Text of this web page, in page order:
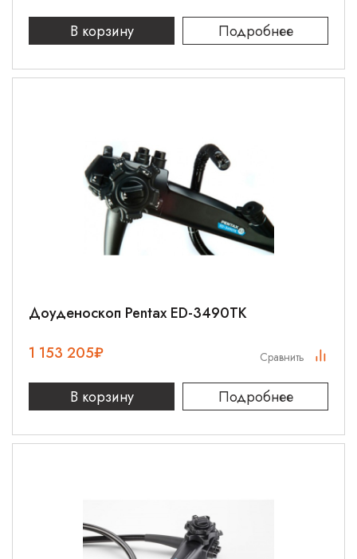
В корзину Подробнее
Доуденоскоп Pentax ED-3490TK
1 153 205₽
В корзину Подробнее
Сравнить